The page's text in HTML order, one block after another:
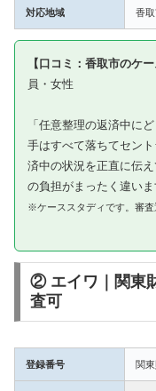
対応地域 香
【口コミ：香取市のケー
員・女性
「任意整理の返済中に
手はすべて落ちてセン
済中の状況を正直に伝
の負担がまったく違いま
※ケーススタディです。審
② エイワ｜関東
査可
登録番号 関